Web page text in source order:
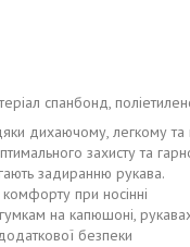
спанбонд,
дихаючому, легкому та
захисту та
задиранню рукава.
при носінні
гумкам на капюшоні,
безпеки